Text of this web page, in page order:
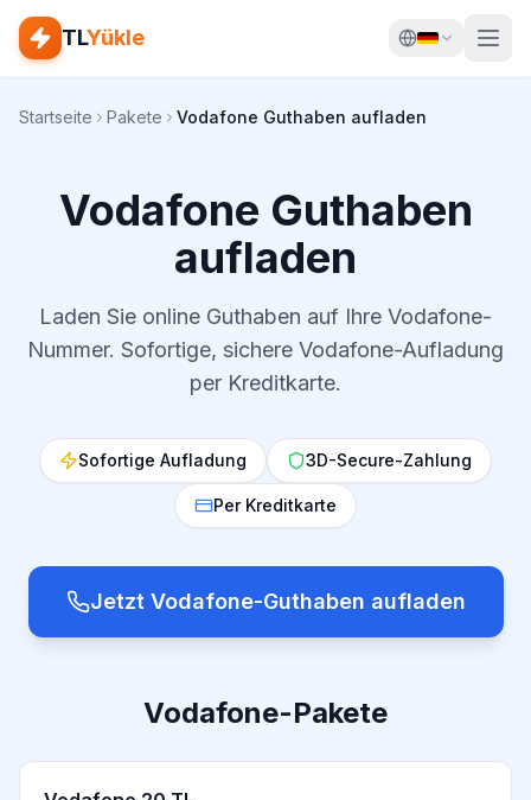
TLYükle
Startseite Pakete Vodafone Guthaben aufladen
Vodafone Guthaben
aufladen
Laden Sie online Guthaben auf Ihre Vodafone-
Nummer. Sofortige, sichere Vodafone-Aufladung
per Kreditkarte.
Sofortige Aufladung 3D-Secure-Zahlung
Per Kreditkarte
Jetzt Vodafone-Guthaben aufladen
Vodafone-Pakete